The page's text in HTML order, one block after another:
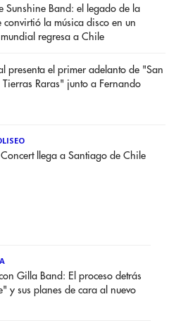
Sunshine Band: el legado de la
convirtió la música disco en un
regresa a Chile
presenta el primer adelanto de "San
Tierras Raras" junto a Fernando
llega a Santiago de Chile
Gilla Band: El proceso detrás
y sus planes de cara al nuevo